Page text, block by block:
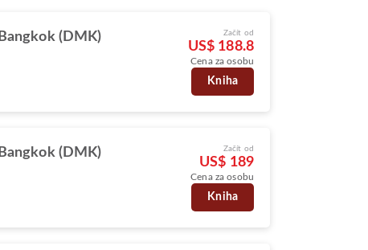
Bangkok (DMK) Začít od
US$ 188.8
Cena za osobu
Kniha
Bangkok (DMK) Začít od
US$ 189
Cena za osobu
Kniha